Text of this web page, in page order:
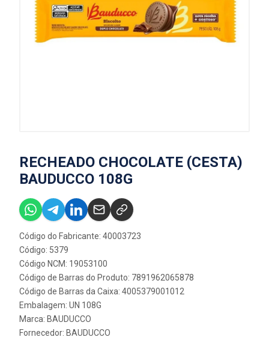
RECHEADO CHOCOLATE (CESTA)
BAUDUCCO 108G
Código do Fabricante: 40003723
Código: 5379
Código NCM: 19053100
Código de Barras do Produto: 7891962065878
Código de Barras da Caixa: 4005379001012
Embalagem: UN 108G
Marca: BAUDUCCO
Fornecedor: BAUDUCCO